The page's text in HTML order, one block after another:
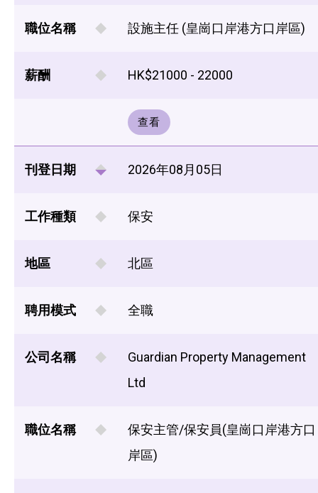
職位名稱 設施主任 (皇崗口岸港方口岸區)
薪酬 HK$21000 - 22000
查看
刊登日期 2026年08月05日
工作種類 保安
地區 北區
聘用模式 全職
公司名稱
Guardian Property Management
Ltd
職位名稱
保安主管/保安員(皇崗口岸港方口
岸區)